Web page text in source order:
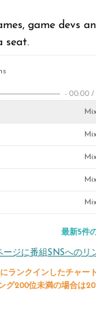
game devs
seat.
- 00:00 /
最新5件
ージに番組SNSへのリ
ランクインしたチャー
グ200位未満の場合は